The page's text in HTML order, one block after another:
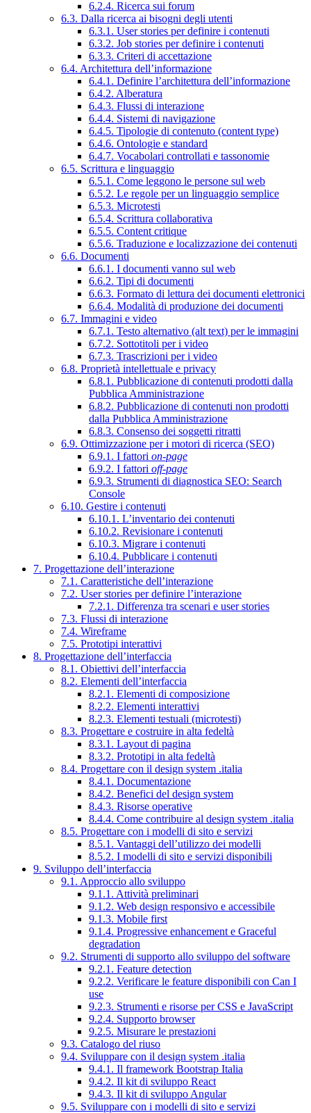
6.2.4. Ricerca sui forum
6.3. Dalla ricerca ai bisogni degli utenti
6.3.1. User stories per definire i contenuti
6.3.2. Job stories per definire i contenuti
6.3.3. Criteri di accettazione
6.4. Architettura dell’informazione
6.4.1. Definire l’architettura dell’informazione
6.4.2. Alberatura
6.4.3. Flussi di interazione
6.4.4. Sistemi di navigazione
6.4.5. Tipologie di contenuto (content type)
6.4.6. Ontologie e standard
6.4.7. Vocabolari controllati e tassonomie
6.5. Scrittura e linguaggio
6.5.1. Come leggono le persone sul web
6.5.2. Le regole per un linguaggio semplice
6.5.3. Microtesti
6.5.4. Scrittura collaborativa
6.5.5. Content critique
6.5.6. Traduzione e localizzazione dei contenuti
6.6. Documenti
6.6.1. I documenti vanno sul web
6.6.2. Tipi di documenti
6.6.3. Formato di lettura dei documenti elettronici
6.6.4. Modalità di produzione dei documenti
6.7. Immagini e video
6.7.1. Testo alternativo (alt text) per le immagini
6.7.2. Sottotitoli per i video
6.7.3. Trascrizioni per i video
6.8. Proprietà intellettuale e privacy
6.8.1. Pubblicazione di contenuti prodotti dalla
Pubblica Amministrazione
6.8.2. Pubblicazione di contenuti non prodotti
dalla Pubblica Amministrazione
6.8.3. Consenso dei soggetti ritratti
6.9. Ottimizzazione per i motori di ricerca (SEO)
6.9.1. I fattori on-page
6.9.2. I fattori off-page
6.9.3. Strumenti di diagnostica SEO: Search
Console
6.10. Gestire i contenuti
6.10.1. L’inventario dei contenuti
6.10.2. Revisionare i contenuti
6.10.3. Migrare i contenuti
6.10.4. Pubblicare i contenuti
7. Progettazione dell’interazione
7.1. Caratteristiche dell’interazione
7.2. User stories per definire l’interazione
7.2.1. Differenza tra scenari e user stories
7.3. Flussi di interazione
7.4. Wireframe
7.5. Prototipi interattivi
8. Progettazione dell’interfaccia
8.1. Obiettivi dell’interfaccia
8.2. Elementi dell’interfaccia
8.2.1. Elementi di composizione
8.2.2. Elementi interattivi
8.2.3. Elementi testuali (microtesti)
8.3. Progettare e costruire in alta fedeltà
8.3.1. Layout di pagina
8.3.2. Prototipi in alta fedeltà
8.4. Progettare con il design system .italia
8.4.1. Documentazione
8.4.2. Benefici del design system
8.4.3. Risorse operative
8.4.4. Come contribuire al design system .italia
8.5. Progettare con i modelli di sito e servizi
8.5.1. Vantaggi dell’utilizzo dei modelli
8.5.2. I modelli di sito e servizi disponibili
9. Sviluppo dell’interfaccia
9.1. Approccio allo sviluppo
9.1.1. Attività preliminari
9.1.2. Web design responsivo e accessibile
9.1.3. Mobile first
9.1.4. Progressive enhancement e Graceful
degradation
9.2. Strumenti di supporto allo sviluppo del software
9.2.1. Feature detection
9.2.2. Verificare le feature disponibili con Can I
use
9.2.3. Strumenti e risorse per CSS e JavaScript
9.2.4. Supporto browser
9.2.5. Misurare le prestazioni
9.3. Catalogo del riuso
9.4. Sviluppare con il design system .italia
9.4.1. Il framework Bootstrap Italia
9.4.2. Il kit di sviluppo React
9.4.3. Il kit di sviluppo Angular
9.5. Sviluppare con i modelli di sito e servizi